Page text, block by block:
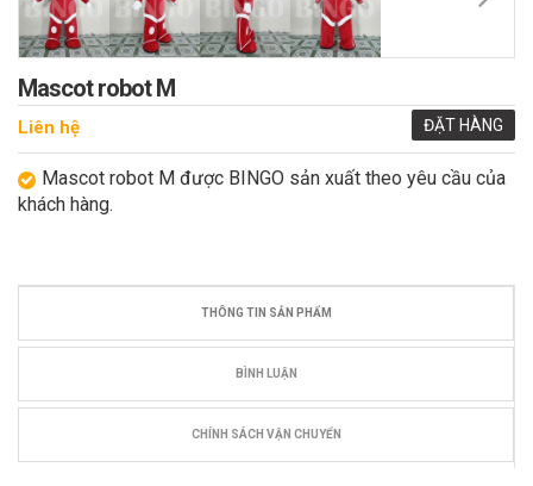
Mascot robot M
ĐẶT HÀNG
Liên hệ
Mascot robot M được BINGO sản xuất theo yêu cầu của
khách hàng.
THÔNG TIN SẢN PHẨM
BÌNH LUẬN
CHÍNH SÁCH VẬN CHUYỂN